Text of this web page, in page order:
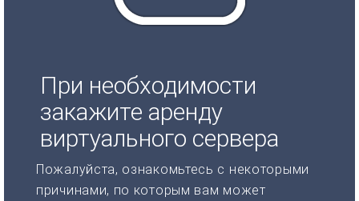
При необходимости
закажите аренду
виртуального сервера
Пожалуйста, ознакомьтесь с некоторыми
причинами, по которым вам может